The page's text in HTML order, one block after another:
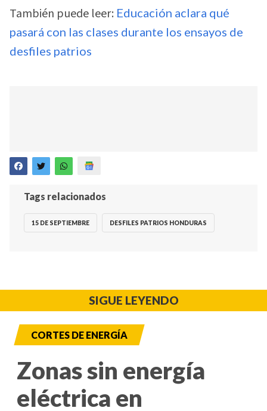
También puede leer: Educación aclara qué
pasará con las clases durante los ensayos de
desfiles patrios
Tags relacionados
15 DE SEPTIEMBRE DESFILES PATRIOS HONDURAS
SIGUE LEYENDO
CORTES DE ENERGÍA
Zonas sin energía
eléctrica en